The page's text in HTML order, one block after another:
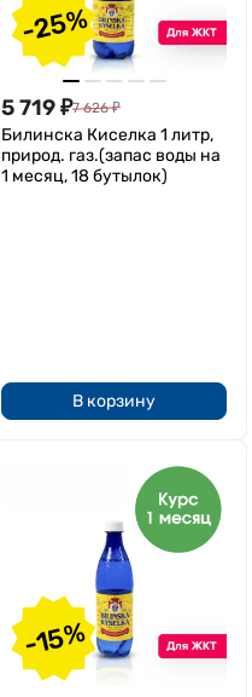
-25%
5 719₽7 626 ₽
Билинска Киселка 1 литр,
природ. газ.(запас воды на
1 месяц, 18 бутылок)
В корзину
-15%